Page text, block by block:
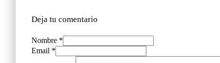
Deja tu comentario
Nombre *
Email *